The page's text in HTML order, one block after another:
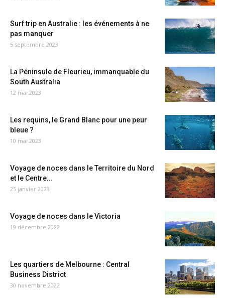
Surf trip en Australie : les événements à ne
pas manquer
5 septembre 2023
La Péninsule de Fleurieu, immanquable du
South Australia
12 mai 2023
Les requins, le Grand Blanc pour une peur
bleue ?
10 mai 2023
Voyage de noces dans le Territoire du Nord
et le Centre...
25 janvier 2023
Voyage de noces dans le Victoria
19 décembre 2022
Les quartiers de Melbourne : Central
Business District
30 novembre 2022